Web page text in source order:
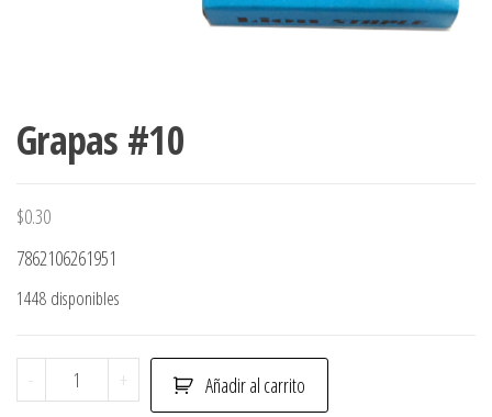
Grapas #10
$0.30
7862106261951
1448 disponibles
-
Grapas
#10
+ Añadir al carrito